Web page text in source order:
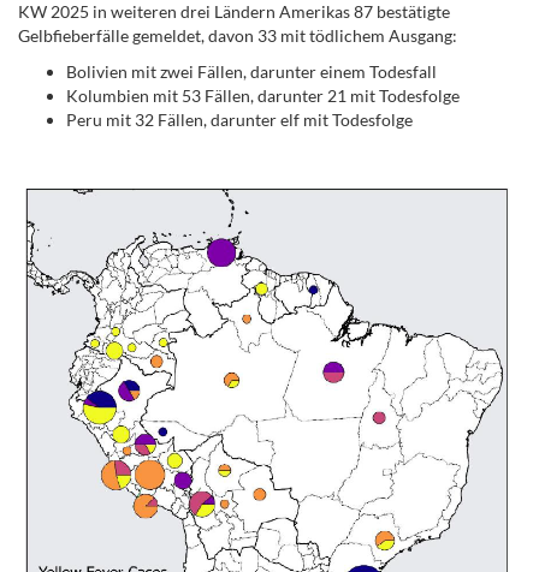
KW 2025 in weiteren drei Ländern Amerikas 87 bestätigte
Gelbfieberfälle gemeldet, davon 33 mit tödlichem Ausgang:
Bolivien mit zwei Fällen, darunter einem Todesfall
Kolumbien mit 53 Fällen, darunter 21 mit Todesfolge
Peru mit 32 Fällen, darunter elf mit Todesfolge